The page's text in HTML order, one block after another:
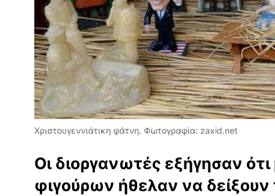
Χριστουγεννιάτικη φάτνη. Φωτογραφία: zaxid.net
Οι διοργανωτές εξήγησαν
φιγούρων ήθελαν να